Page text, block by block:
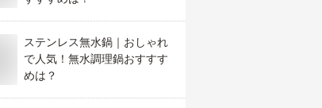
ステンレス無水鍋｜おしゃれ
で人気！無水調理鍋おすすす
めは？